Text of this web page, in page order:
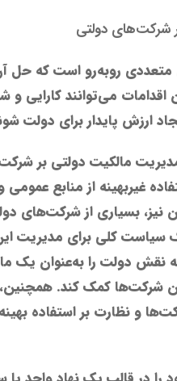
شرکت‌های دولتی
روبه‌رو است که حل
می‌توانند کارایی و
ارزش پایدار برای دولت
مالکیت دولتی بر
غیربهینه از منابع
نیز، بسیاری از شرکت‌های
سیاست کلی برای مدیریت
نقش دولت را به‌عنوان یک
شرکت‌ها کمک کند.
و نظارت بر استفاده بهینه